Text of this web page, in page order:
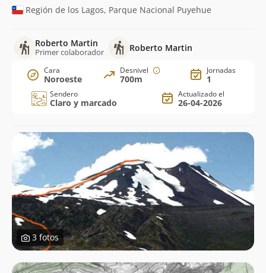
Región de los Lagos, Parque Nacional Puyehue
Roberto Martin
Primer colaborador Roberto Martin
Cara
Noroeste
Desnivel
700m
Jornadas
1
Sendero
Claro y marcado
Actualizado el
26-04-2026
3 fotos